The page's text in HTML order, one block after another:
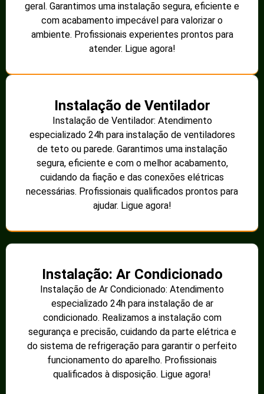
geral. Garantimos uma instalação segura, eficiente e
com acabamento impecável para valorizar o
ambiente. Profissionais experientes prontos para
atender. Ligue agora!
Instalação de Ventilador
Instalação de Ventilador: Atendimento
especializado 24h para instalação de ventiladores
de teto ou parede. Garantimos uma instalação
segura, eficiente e com o melhor acabamento,
cuidando da fiação e das conexões elétricas
necessárias. Profissionais qualificados prontos para
ajudar. Ligue agora!
Instalação: Ar Condicionado
Instalação de Ar Condicionado: Atendimento
especializado 24h para instalação de ar
condicionado. Realizamos a instalação com
segurança e precisão, cuidando da parte elétrica e
do sistema de refrigeração para garantir o perfeito
funcionamento do aparelho. Profissionais
qualificados à disposição. Ligue agora!